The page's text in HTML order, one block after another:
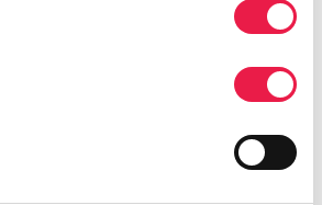
han har dilla på delirium. Men hva er